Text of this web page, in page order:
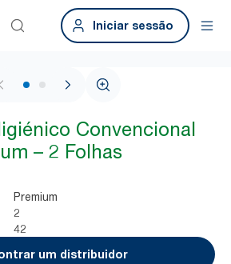
Iniciar sessão
1 / 2
Convencional
– 2 Folhas
Premium
2
42
um distribuidor